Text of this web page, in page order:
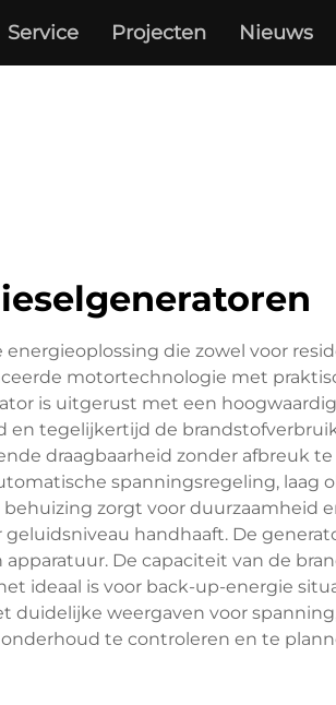
Service Projecten Nieuws
die zowel voor
motortechnologie met
is uitgerust met een
tegelijkertijd de
draagbaarheid zonder afbreuk
spanningsregeling, laag
zorgt voor duurzaamheid
handhaaft. De
De capaciteit van de
ideaal is voor back-up-energie
weergaven voor
te controleren en te